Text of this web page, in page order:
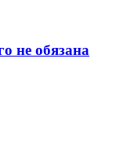
не обязана